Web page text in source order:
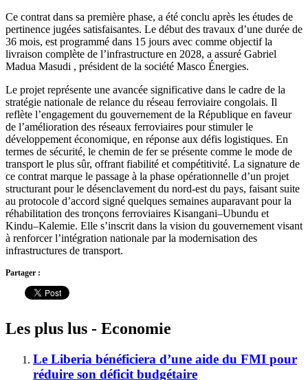
Ce contrat dans sa première phase, a été conclu après les études de
pertinence jugées satisfaisantes. Le début des travaux d’une durée de
36 mois, est programmé dans 15 jours avec comme objectif la
livraison complète de l’infrastructure en 2028, a assuré Gabriel
Madua Masudi , président de la société Masco Énergies.
Le projet représente une avancée significative dans le cadre de la
stratégie nationale de relance du réseau ferroviaire congolais. Il
reflète l’engagement du gouvernement de la République en faveur
de l’amélioration des réseaux ferroviaires pour stimuler le
développement économique, en réponse aux défis logistiques. En
termes de sécurité, le chemin de fer se présente comme le mode de
transport le plus sûr, offrant fiabilité et compétitivité. La signature de
ce contrat marque le passage à la phase opérationnelle d’un projet
structurant pour le désenclavement du nord-est du pays, faisant suite
au protocole d’accord signé quelques semaines auparavant pour la
réhabilitation des tronçons ferroviaires Kisangani–Ubundu et
Kindu–Kalemie. Elle s’inscrit dans la vision du gouvernement visant
à renforcer l’intégration nationale par la modernisation des
infrastructures de transport.
Partager :
Les plus lus - Economie
Le Liberia bénéficiera d’une aide du FMI pour
réduire son déficit budgétaire